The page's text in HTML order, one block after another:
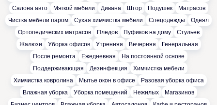
Салона авто
Мягкой мебели Дивана Штор Подушек
Матрасов
Чистка мебели паром
Сухая химчистка мебели Спецодежды
Одеял
Ортопедических матрасов
Пледов Пуфиков на дому
Стульев
Жалюзи
Уборка офисов Утренняя Вечерняя
Генеральная
После ремонта
Ежедневная
На постоянной основе
Поддерживающая
Дезинфекция
Химчистка мебели
Химчистка ковролина
Мытье окон в офисе
Разовая уборка офиса
Влажная уборка
Уборка помещений Нежилых
Магазинов